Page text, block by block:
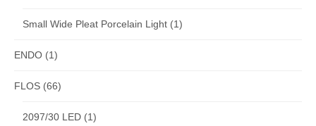
Small Wide Pleat Porcelain Light (1)
ENDO (1)
FLOS (66)
2097/30 LED (1)